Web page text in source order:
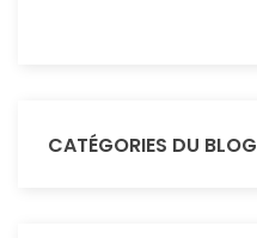
CATÉGORIES DU BLOG